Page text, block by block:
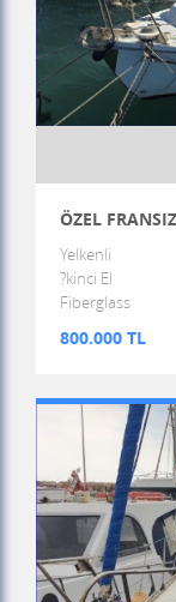
ÖZEL
Yelkenli
?kinci El
Fiberglass
800.000 TL